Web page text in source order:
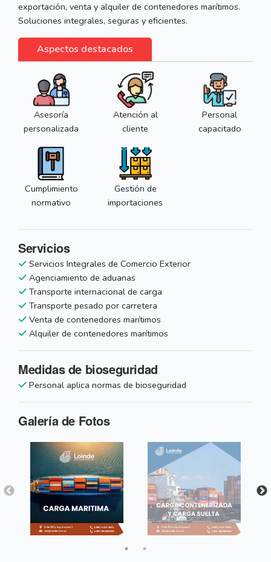
exportación, venta y alquiler de contenedores marítimos.
Soluciones integrales, seguras y eficientes.
Aspectos destacados
Asesoría
personalizada
Atención al
cliente
Personal
capacitado
Cumplimiento
normativo
Gestión de
importaciones
Servicios
Servicios Integrales de Comercio Exterior
Agenciamiento de aduanas
Transporte internacional de carga
Transporte pesado por carretera
Venta de contenedores marítimos
Alquiler de contenedores marítimos
Medidas de bioseguridad
Personal aplica normas de bioseguridad
Galería de Fotos